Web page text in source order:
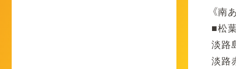
《南
■松
淡路
淡路